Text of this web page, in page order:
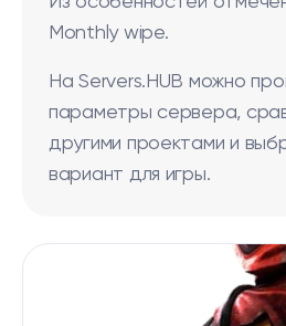
Monthly wipe.
На Servers.HUB можно
параметры сервера,
другими проектами и
вариант для игры.